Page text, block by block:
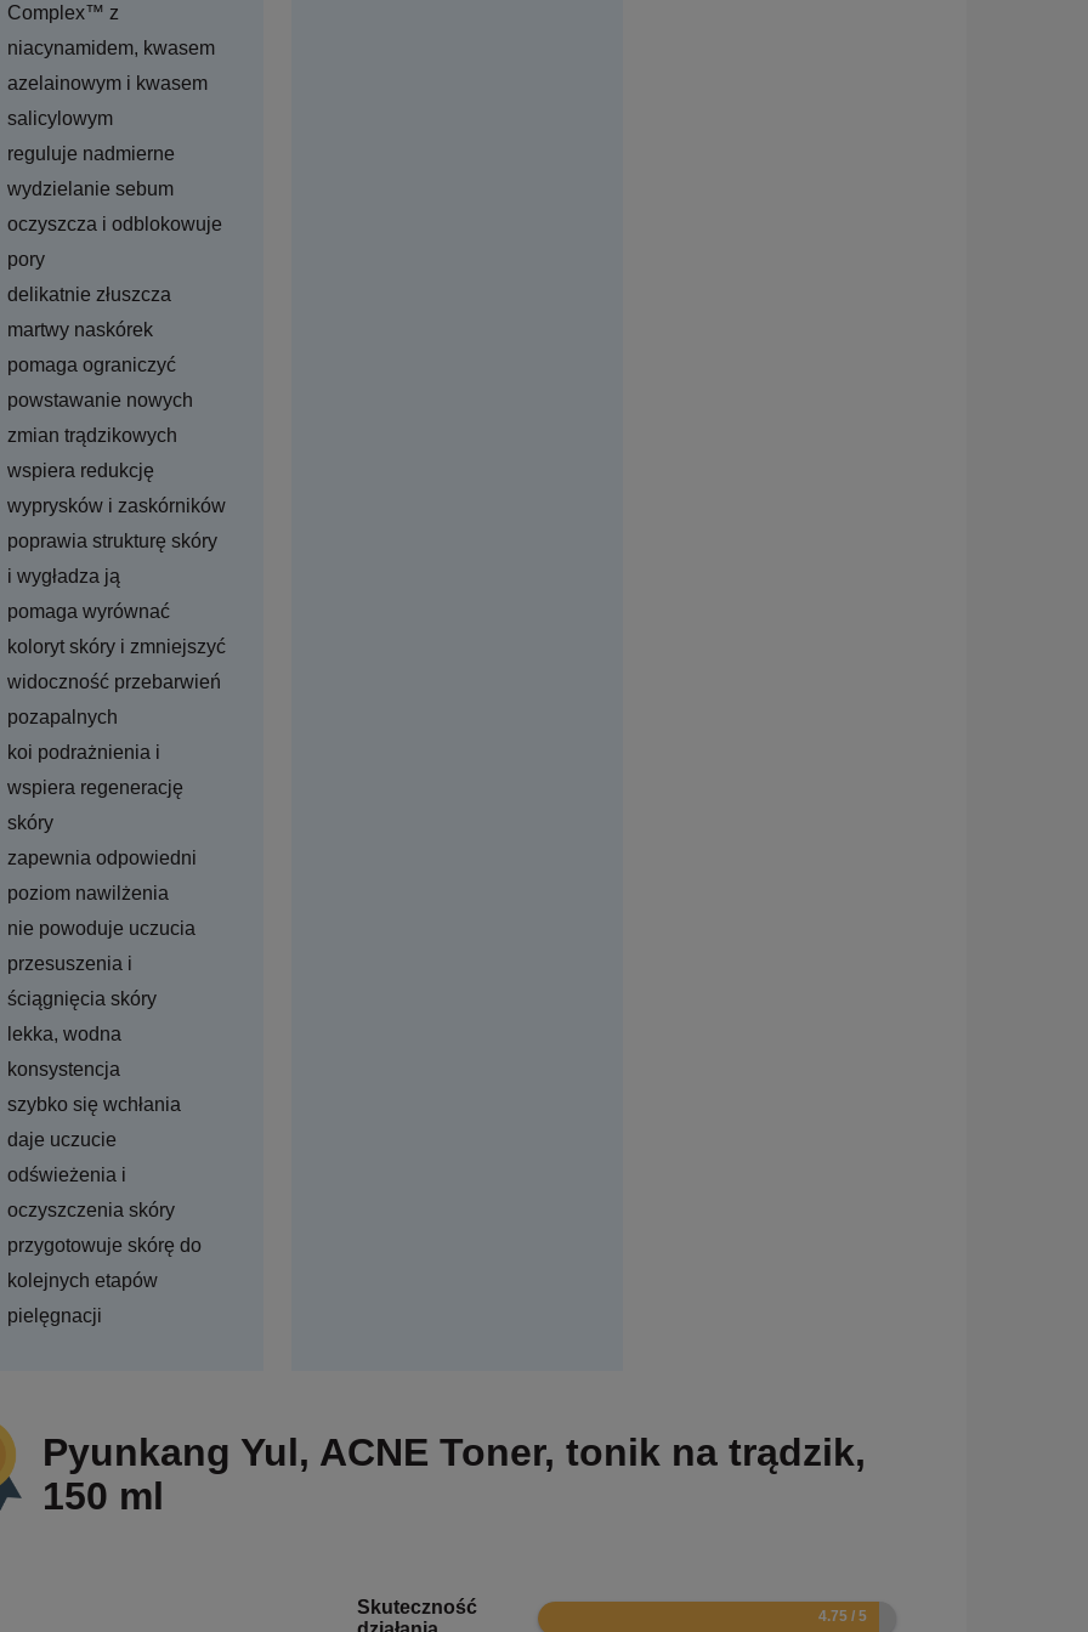
Complex™ z
niacynamidem, kwasem
azelainowym i kwasem
salicylowym
reguluje nadmierne
wydzielanie sebum
oczyszcza i odblokowuje
pory
delikatnie złuszcza
martwy naskórek
pomaga ograniczyć
powstawanie nowych
zmian trądzikowych
wspiera redukcję
wyprysków i zaskórników
poprawia strukturę skóry
i wygładza ją
pomaga wyrównać
koloryt skóry i zmniejszyć
widoczność przebarwień
pozapalnych
koi podrażnienia i
wspiera regenerację
skóry
zapewnia odpowiedni
poziom nawilżenia
nie powoduje uczucia
przesuszenia i
ściągnięcia skóry
lekka, wodna
konsystencja
szybko się wchłania
daje uczucie
odświeżenia i
oczyszczenia skóry
przygotowuje skórę do
kolejnych etapów
pielęgnacji
Pyunkang Yul, ACNE Toner, tonik na trądzik,
150 ml
Skuteczność
9.5